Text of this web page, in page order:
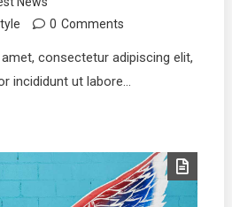
0 Comments
consectetur adipiscing elit,
incididunt ut labore…